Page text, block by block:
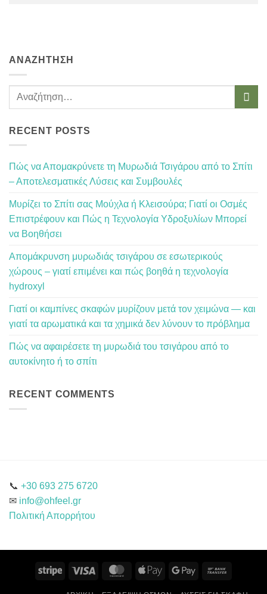
ΑΝΑΖΉΤΗΣΗ
RECENT POSTS
Πώς να Απομακρύνετε τη Μυρωδιά Τσιγάρου από το Σπίτι
– Αποτελεσματικές Λύσεις και Συμβουλές
Μυρίζει το Σπίτι σας Μούχλα ή Κλεισούρα; Γιατί οι Οσμές
Επιστρέφουν και Πώς η Τεχνολογία Υδροξυλίων Μπορεί
να Βοηθήσει
Απομάκρυνση μυρωδιάς τσιγάρου σε εσωτερικούς
χώρους – γιατί επιμένει και πώς βοηθά η τεχνολογία
hydroxyl
Γιατί οι καμπίνες σκαφών μυρίζουν μετά τον χειμώνα — και
γιατί τα αρωματικά και τα χημικά δεν λύνουν το πρόβλημα
Πώς να αφαιρέσετε τη μυρωδιά του τσιγάρου από το
αυτοκίνητο ή το σπίτι
RECENT COMMENTS
📞 +30 693 275 6720
✉ info@ohfeel.gr
Πολιτική Απορρήτου
Stripe Visa MasterCardApple
Google